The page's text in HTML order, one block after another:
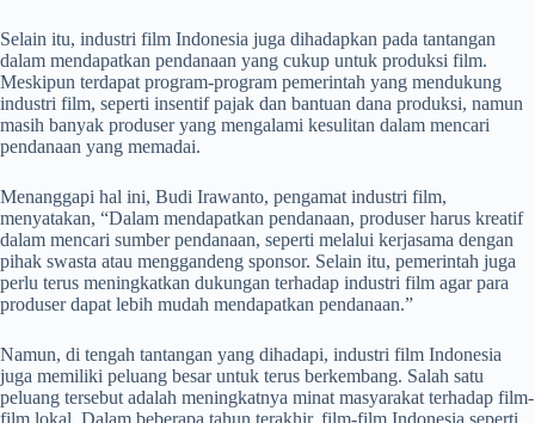
Selain itu, industri film Indonesia juga dihadapkan pada tantangan
dalam mendapatkan pendanaan yang cukup untuk produksi film.
Meskipun terdapat program-program pemerintah yang mendukung
industri film, seperti insentif pajak dan bantuan dana produksi, namun
masih banyak produser yang mengalami kesulitan dalam mencari
pendanaan yang memadai.
Menanggapi hal ini, Budi Irawanto, pengamat industri film,
menyatakan, “Dalam mendapatkan pendanaan, produser harus kreatif
dalam mencari sumber pendanaan, seperti melalui kerjasama dengan
pihak swasta atau menggandeng sponsor. Selain itu, pemerintah juga
perlu terus meningkatkan dukungan terhadap industri film agar para
produser dapat lebih mudah mendapatkan pendanaan.”
Namun, di tengah tantangan yang dihadapi, industri film Indonesia
juga memiliki peluang besar untuk terus berkembang. Salah satu
peluang tersebut adalah meningkatnya minat masyarakat terhadap film-
film lokal. Dalam beberapa tahun terakhir, film-film Indonesia seperti